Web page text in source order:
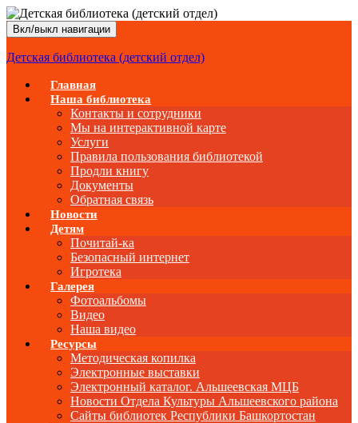
Вкл/выкл навигации
Детская библиотека (детский отдел)
Главная
Наша библиотека
Контакты и сотрудники
Мы на интерактивной карте
Услуги
Правила пользования библиотекой
Продли книгу
Документы
Обратная связь
Новости
Детям
Почитай-ка
Безопасный интернет
Игротека
Галерея
Фотоальбомы
Видео
Наша видео
Ресурсы
Методическая копилка
Электронные выставки
Электронный каталог. Альшеевская МЦБ
Новости Отдела Культуры Альшеевского района
Сайты библиотек Республики Башкортостан